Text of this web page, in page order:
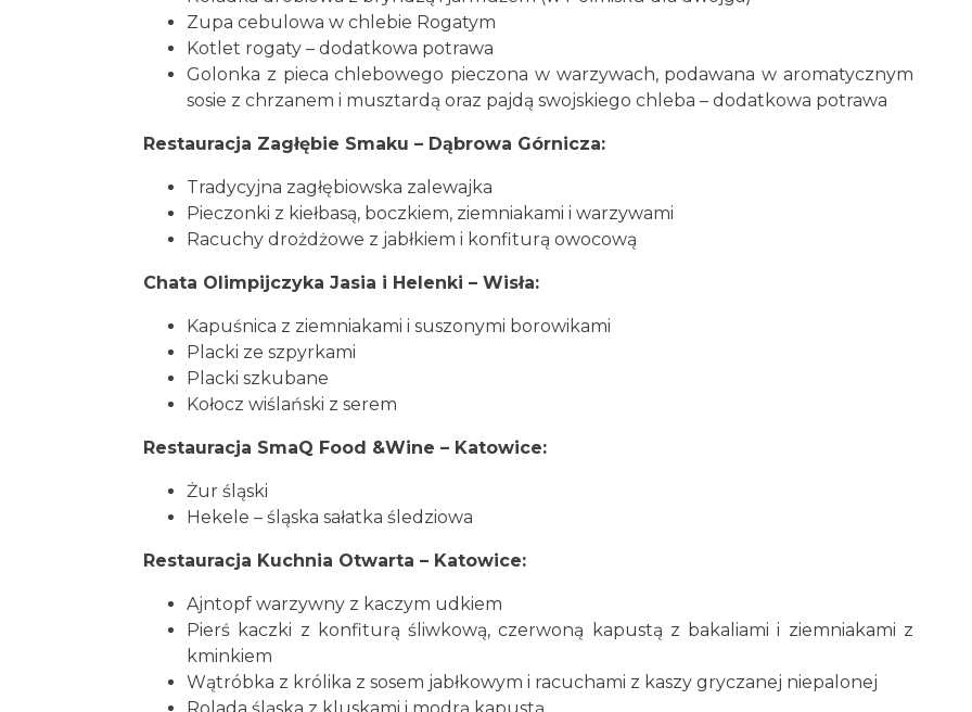
Zupa cebulowa w chlebie Rogatym
Kotlet rogaty – dodatkowa potrawa
Golonka z pieca chlebowego pieczona w warzywach, podawana w aromatycznym
sosie z chrzanem i musztardą oraz pajdą swojskiego chleba – dodatkowa potrawa
Restauracja Zagłębie Smaku – Dąbrowa Górnicza:
Tradycyjna zagłębiowska zalewajka
Pieczonki z kiełbasą, boczkiem, ziemniakami i warzywami
Racuchy drożdżowe z jabłkiem i konfiturą owocową
Chata Olimpijczyka Jasia i Helenki – Wisła:
Kapuśnica z ziemniakami i suszonymi borowikami
Placki ze szpyrkami
Placki szkubane
Kołocz wiślański z serem
Restauracja SmaQ Food &Wine – Katowice:
Żur śląski
Hekele – śląska sałatka śledziowa
Restauracja Kuchnia Otwarta – Katowice:
Ajntopf warzywny z kaczym udkiem
Pierś kaczki z konfiturą śliwkową, czerwoną kapustą z bakaliami i ziemniakami z
kminkiem
Wątróbka z królika z sosem jabłkowym i racuchami z kaszy gryczanej niepalonej